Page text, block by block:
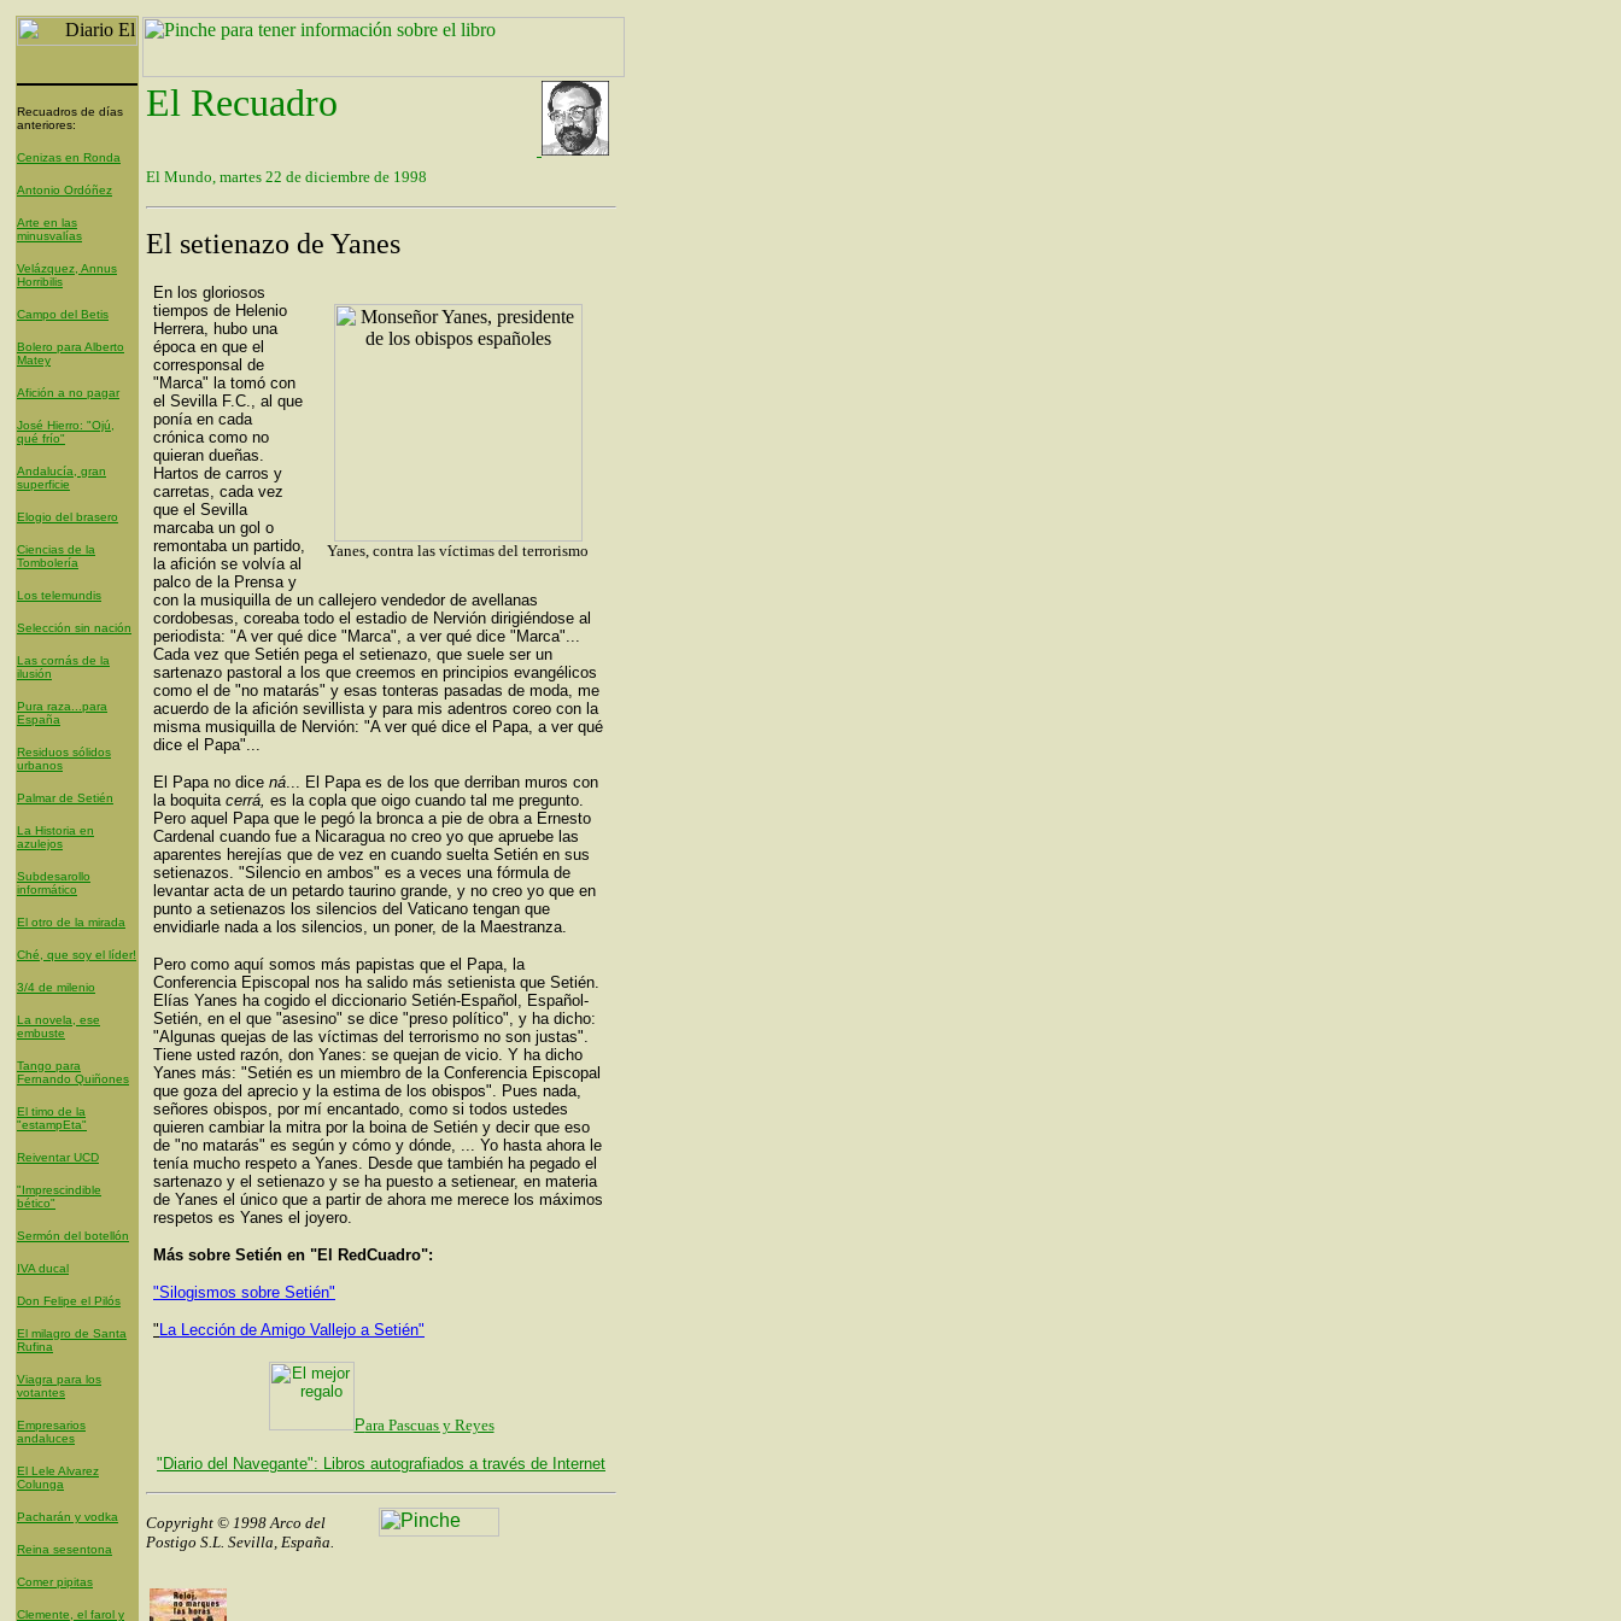
Recuadros de días
anteriores:
Cenizas en Ronda
Antonio Ordóñez
Arte en las
minusvalías
Velázquez, Annus
Horribilis
Campo del Betis
Bolero para Alberto
Matey
Afición a no pagar
José Hierro: "Ojú,
qué frío"
Andalucía, gran
superficie
Elogio del brasero
Ciencias de la
Tombolería
Los telemundis
Selección sin nación
Las cornás de la
ilusión
Pura raza...para
España
Residuos sólidos
urbanos
Palmar de Setién
La Historia en
azulejos
Subdesarollo
informático
El otro de la mirada
Ché, que soy el líder!
3/4 de milenio
La novela, ese
embuste
Tango para
Fernando Quiñones
El timo de la
"estampEta"
Reiventar UCD
"Imprescindible
bético"
Sermón del botellón
IVA ducal
Don Felipe el Pilós
El milagro de Santa
Rufina
Viagra para los
votantes
Empresarios
andaluces
El Lele Alvarez
Colunga
Pacharán y vodka
Reina sesentona
Comer pipitas
Clemente, el farol y
El Recuadro
El Mundo, martes 22 de diciembre de 1998
El setienazo de Yanes
Yanes, contra las víctimas del terrorismo
En los gloriosos
tiempos de Helenio
Herrera, hubo una
época en que el
corresponsal de
"Marca" la tomó con
el Sevilla F.C., al que
ponía en cada
crónica como no
quieran dueñas.
Hartos de carros y
carretas, cada vez
que el Sevilla
marcaba un gol o
remontaba un partido,
la afición se volvía al
palco de la Prensa y
con la musiquilla de un callejero vendedor de avellanas
cordobesas, coreaba todo el estadio de Nervión dirigiéndose al
periodista: "A ver qué dice "Marca", a ver qué dice "Marca"...
Cada vez que Setién pega el setienazo, que suele ser un
sartenazo pastoral a los que creemos en principios evangélicos
como el de "no matarás" y esas tonteras pasadas de moda, me
acuerdo de la afición sevillista y para mis adentros coreo con la
misma musiquilla de Nervión: "A ver qué dice el Papa, a ver qué
dice el Papa"...
El Papa no dice ná... El Papa es de los que derriban muros con
la boquita cerrá, es la copla que oigo cuando tal me pregunto.
Pero aquel Papa que le pegó la bronca a pie de obra a Ernesto
Cardenal cuando fue a Nicaragua no creo yo que apruebe las
aparentes herejías que de vez en cuando suelta Setién en sus
setienazos. "Silencio en ambos" es a veces una fórmula de
levantar acta de un petardo taurino grande, y no creo yo que en
punto a setienazos los silencios del Vaticano tengan que
envidiarle nada a los silencios, un poner, de la Maestranza.
Pero como aquí somos más papistas que el Papa, la
Conferencia Episcopal nos ha salido más setienista que Setién.
Elías Yanes ha cogido el diccionario Setién-Español, Español-
Setién, en el que "asesino" se dice "preso político", y ha dicho:
"Algunas quejas de las víctimas del terrorismo no son justas".
Tiene usted razón, don Yanes: se quejan de vicio. Y ha dicho
Yanes más: "Setién es un miembro de la Conferencia Episcopal
que goza del aprecio y la estima de los obispos". Pues nada,
señores obispos, por mí encantado, como si todos ustedes
quieren cambiar la mitra por la boina de Setién y decir que eso
de "no matarás" es según y cómo y dónde, ... Yo hasta ahora le
tenía mucho respeto a Yanes. Desde que también ha pegado el
sartenazo y el setienazo y se ha puesto a setienear, en materia
de Yanes el único que a partir de ahora me merece los máximos
respetos es Yanes el joyero.
Más sobre Setién en "El RedCuadro":
"Silogismos sobre Setién"
" La Lección de Amigo Vallejo a Setién"
Para Pascuas y Reyes
"Diario del Navegante": Libros autografiados a través de Internet
Copyright © 1998 Arco del
Postigo S.L. Sevilla, España.